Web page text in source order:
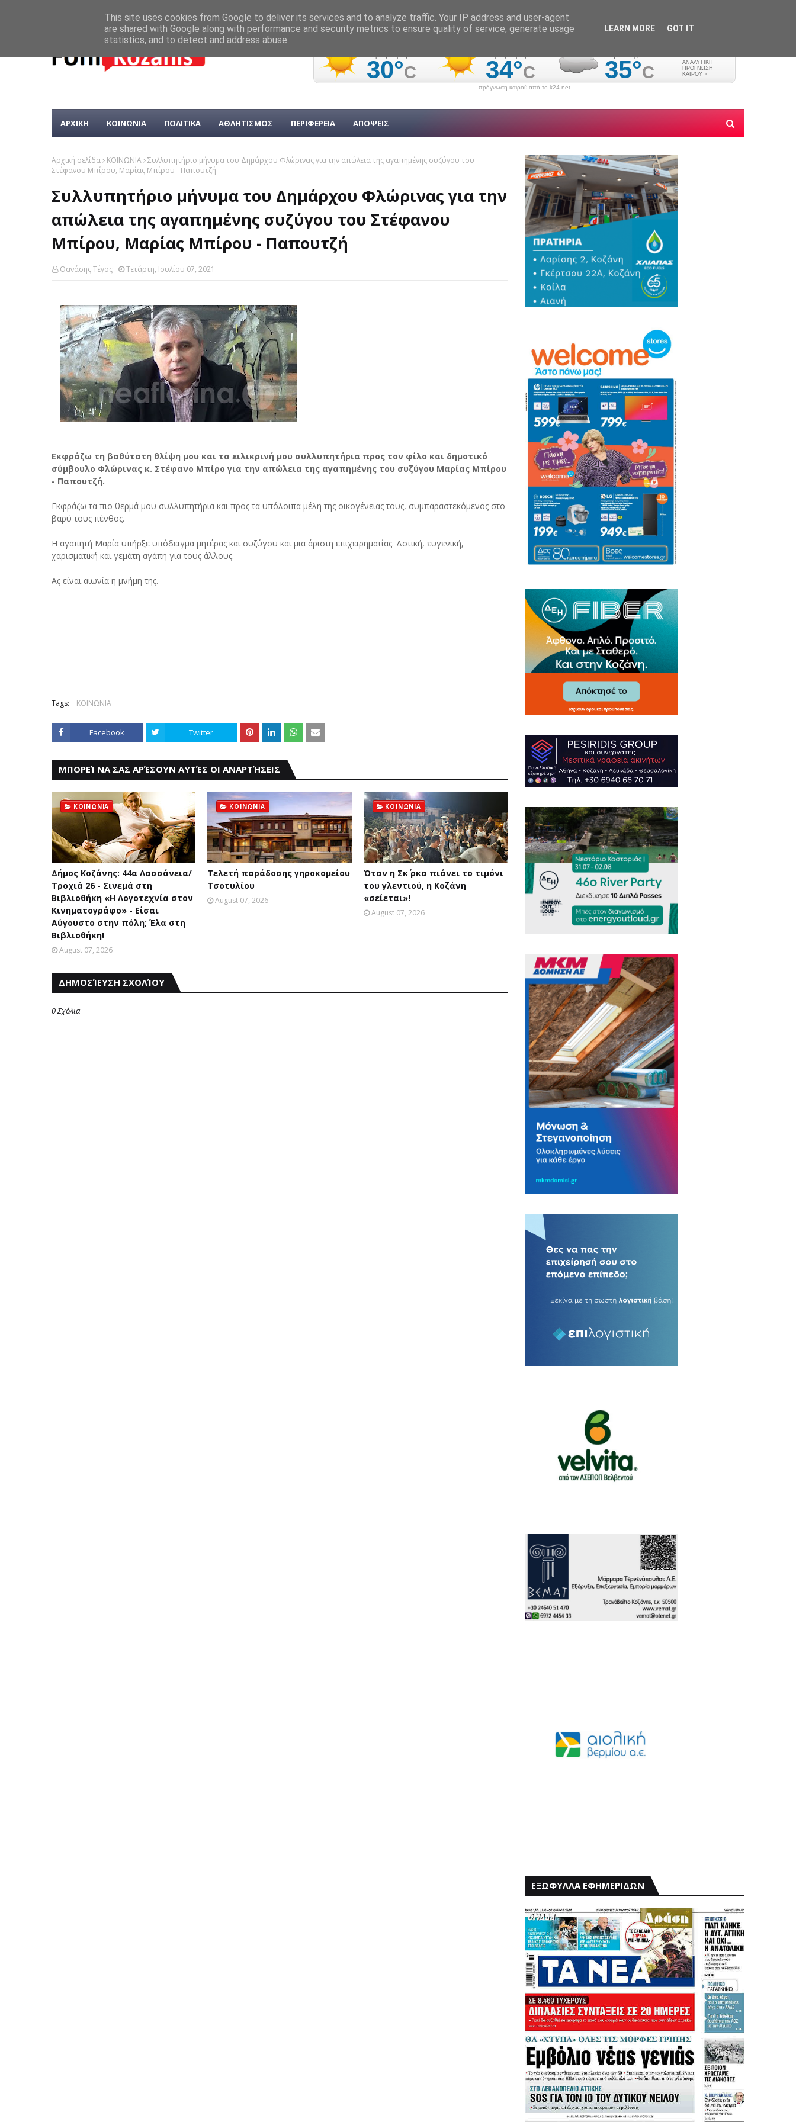
πρόγνωση καιρού από το k24.net
ΑΡΧΙΚΗ ΚΟΙΝΩΝΙΑ ΠΟΛΙΤΙΚΑ ΑΘΛΗΤΙΣΜΟΣ ΠΕΡΙΦΕΡΕΙΑ ΑΠΟΨΕΙΣ
Αρχική σελίδα ΚΟΙΝΩΝΙΑ Συλλυπητήριο μήνυμα του Δημάρχου Φλώρινας για την απώλεια της αγαπημένης συζύγου του
Στέφανου Μπίρου, Μαρίας Μπίρου - Παπουτζή
Συλλυπητήριο μήνυμα του Δημάρχου Φλώρινας για την
απώλεια της αγαπημένης συζύγου του Στέφανου
Μπίρου, Μαρίας Μπίρου - Παπουτζή
Θανάσης Τέγος Τετάρτη, Ιουλίου 07, 2021
Εκφράζω τη βαθύτατη θλίψη μου και τα ειλικρινή μου συλλυπητήρια προς τον φίλο και δημοτικό
σύμβουλο Φλώρινας κ. Στέφανο Μπίρο για την απώλεια της αγαπημένης του συζύγου Μαρίας Μπίρου
- Παπουτζή.
Εκφράζω τα πιο θερμά μου συλλυπητήρια και προς τα υπόλοιπα μέλη της οικογένειας τους, συμπαραστεκόμενος στο
βαρύ τους πένθος.
Η αγαπητή Μαρία υπήρξε υπόδειγμα μητέρας και συζύγου και μια άριστη επιχειρηματίας. Δοτική, ευγενική,
χαρισματική και γεμάτη αγάπη για τους άλλους.
Ας είναι αιωνία η μνήμη της.
Tags: ΚΟΙΝΩΝΙΑ
Facebook Twitter
ΜΠΟΡΕΊ ΝΑ ΣΑΣ ΑΡΈΣΟΥΝ ΑΥΤΈΣ ΟΙ ΑΝΑΡΤΉΣΕΙΣ
ΚΟΙΝΩΝΙΑ
Δήμος Κοζάνης: 44α Λασσάνεια/
Τροχιά 26 - Σινεμά στη
Βιβλιοθήκη «Η Λογοτεχνία στον
Κινηματογράφο» - Είσαι
Αύγουστο στην πόλη; Έλα στη
Βιβλιοθήκη!
August 07, 2026
ΚΟΙΝΩΝΙΑ
Τελετή παράδοσης γηροκομείου
Τσοτυλίου
August 07, 2026
ΚΟΙΝΩΝΙΑ
Όταν η Σκ΄ ρκα πιάνει το τιμόνι
του γλεντιού, η Κοζάνη
«σείεται»!
August 07, 2026
ΔΗΜΟΣΊΕΥΣΗ ΣΧΟΛΊΟΥ
0 Σχόλια
ΕΞΩΦΥΛΛΑ ΕΦΗΜΕΡΙΔΩΝ
This site uses cookies from Google to deliver its services and to analyze traffic. Your IP address and user-agent
are shared with Google along with performance and security metrics to ensure quality of service, generate usage
statistics, and to detect and address abuse.
LEARN MORE GOT IT